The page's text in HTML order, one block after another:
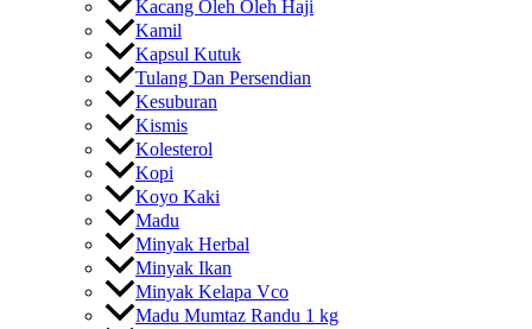
Kacang Oleh Oleh Haji
Kamil
Kapsul Kutuk
Tulang Dan Persendian
Kesuburan
Kismis
Kolesterol
Kopi
Koyo Kaki
Madu
Minyak Herbal
Minyak Ikan
Minyak Kelapa Vco
Madu Mumtaz Randu 1 kg